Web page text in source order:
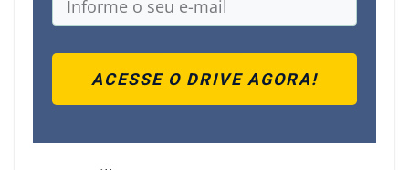
ACESSE O DRIVE AGORA!